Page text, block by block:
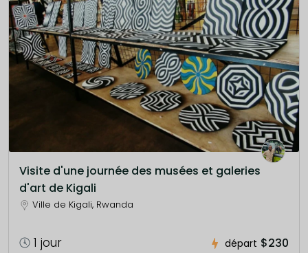
Visite d'une journée des musées et galeries
d'art de Kigali
Ville de Kigali, Rwanda
1 jour départ $230